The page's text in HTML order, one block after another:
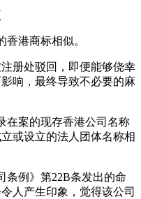
港商标相似。
册处驳回，即便能够侥幸
响，最终导致不必要的麻
在案的现存香港公司名称
或设立的法人团体名称相
条例》第22B条发出的命
人产生印象，觉得该公司